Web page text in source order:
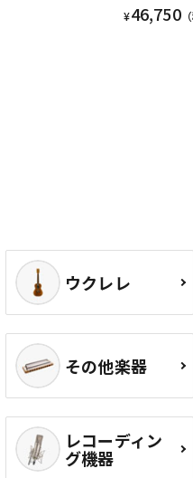
¥46,750（
ウクレレ
その他楽器
レコーディン
グ機器